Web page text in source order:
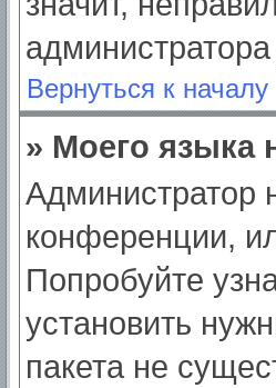
Вернуться к началу
» Моего языка
Администратор
конференции,
Попробуйте
установить
пакета не